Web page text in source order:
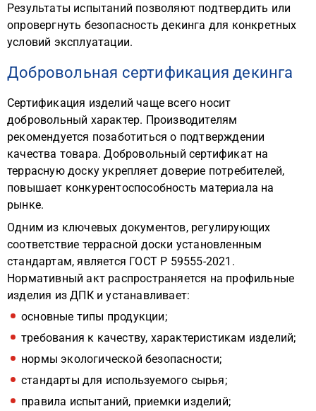
Результаты испытаний позволяют подтвердить или
опровергнуть безопасность декинга для конкретных
условий эксплуатации.
Добровольная сертификация декинга
Сертификация изделий чаще всего носит
добровольный характер. Производителям
рекомендуется позаботиться о подтверждении
качества товара. Добровольный сертификат на
террасную доску укрепляет доверие потребителей,
повышает конкурентоспособность материала на
рынке.
Одним из ключевых документов, регулирующих
соответствие террасной доски установленным
стандартам, является ГОСТ Р 59555-2021.
Нормативный акт распространяется на профильные
изделия из ДПК и устанавливает:
основные типы продукции;
требования к качеству, характеристикам изделий;
нормы экологической безопасности;
стандарты для используемого сырья;
правила испытаний, приемки изделий;